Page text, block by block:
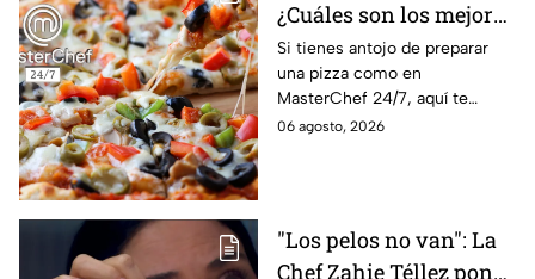
¿Cuáles son los mejores
quesos para preparar
pizza en casa?
Si tienes antojo de preparar
una pizza como en
MasterChef 24/7, aquí te
contamos todo lo que debes
06 agosto, 2026
"Los pelos no van": La
Chef Zahie Téllez pone